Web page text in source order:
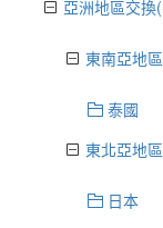
亞洲地區交換
東南亞地區
泰國
東北亞地區
日本